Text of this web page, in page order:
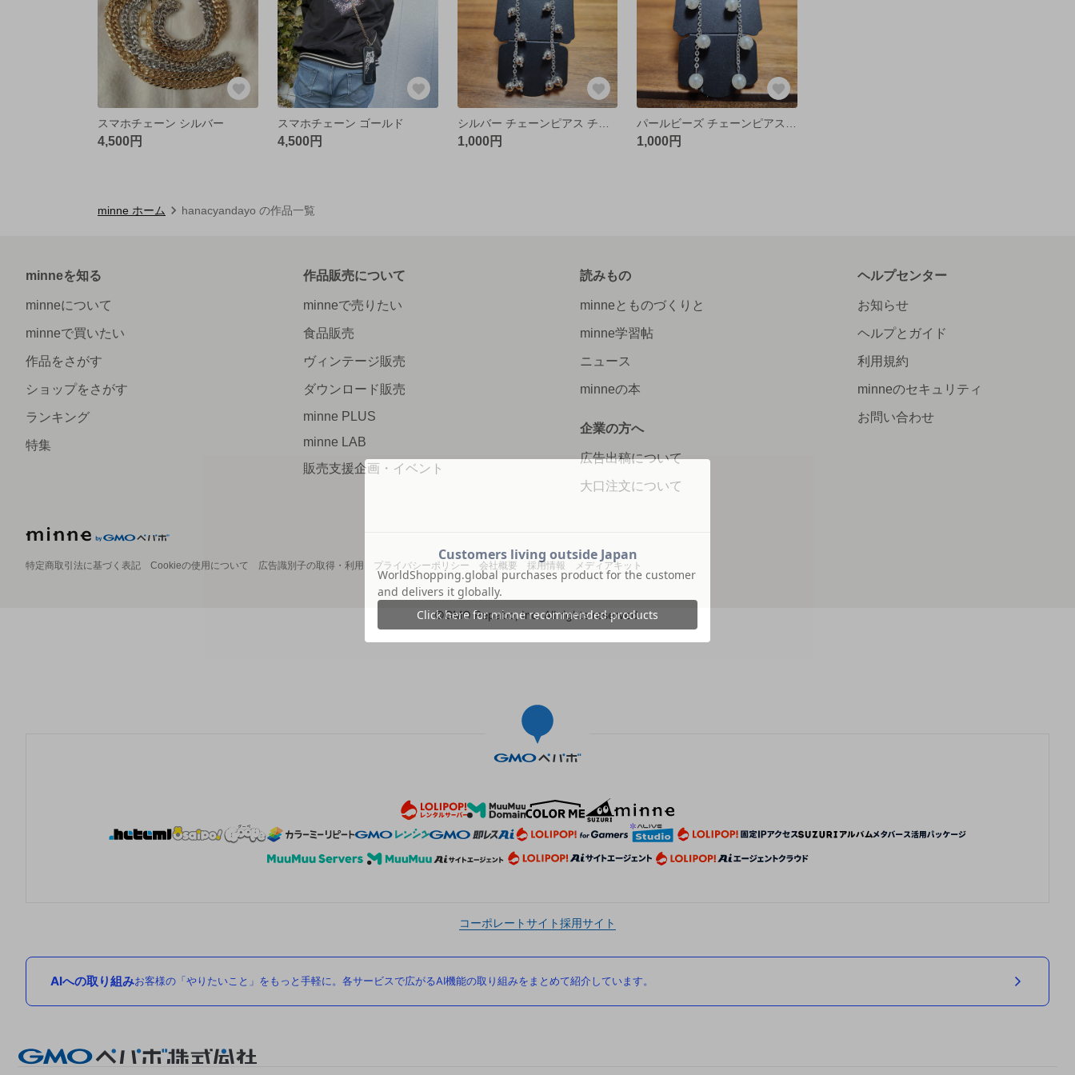
スマホチェーン シルバー
4,500円
スマホチェーン ゴールド
4,500円 1,000円 1,000円
minne ホーム hanacyandayo の作品一覧
minneを知る
minneについて
minneで買いたい
作品をさがす
ショップをさがす
ランキング
特集
作品販売について
minneで売りたい
食品販売
ヴィンテージ販売
ダウンロード販売
minne PLUS
minne LAB
販売支援企画・イベント
読みもの
minneとものづくりと
minne学習帖
ニュース
minneの本
企業の方へ
広告出稿について
大口注文について
ヘルプセンター
お知らせ
ヘルプとガイド
利用規約
minneのセキュリティ
お問い合わせ
特定商取引法に基づく表記 Cookieの使用について 広告識別子の取得・利用 プライバシーポリシー 会社概要 採用情報 メディアキット
©GMO Pepabo, Inc. All rights reserved.
コーポレートサイト採用サイト
AIへの取り組みお客様の「やりたいこと」をもっと手軽に。各サービスで広がるAI機能の取り組みをまとめて紹介しています。